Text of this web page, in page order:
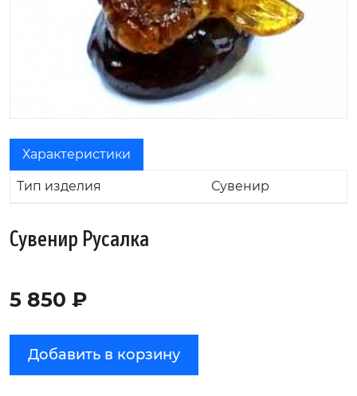
Характеристики
Тип изделия Сувенир
Сувенир Русалка
5 850 ₽
Добавить в корзину